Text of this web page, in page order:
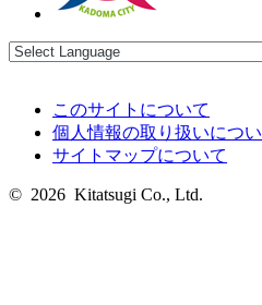
このサイトについて
個人情報の取り扱いにつ
サイトマップについて
© 2026 Kitatsugi Co., Ltd.